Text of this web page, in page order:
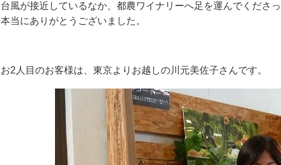
台風が接近しているなか、都農ワイナリーへ足を運んでくださ
本当にありがとうございました。
お2人目のお客様は、東京よりお越しの川元美佐子さんです。